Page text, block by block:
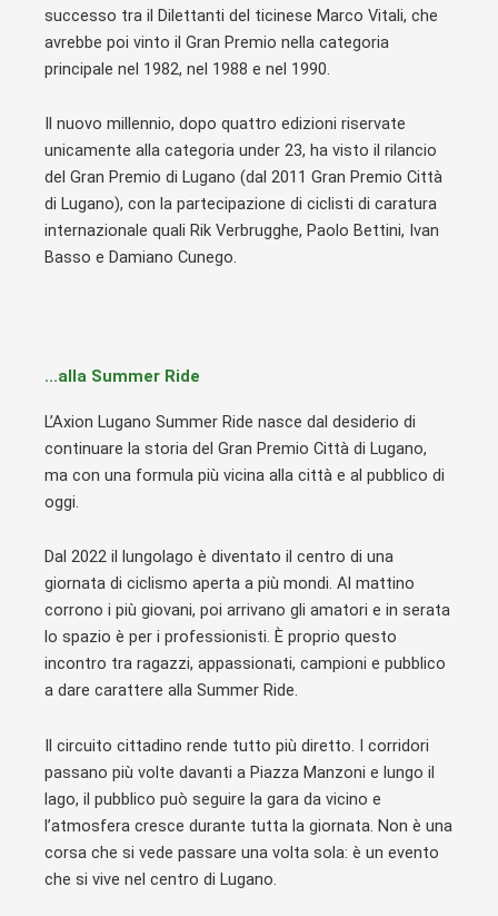
successo tra il Dilettanti del ticinese Marco Vitali, che
avrebbe poi vinto il Gran Premio nella categoria
principale nel 1982, nel 1988 e nel 1990.
Il nuovo millennio, dopo quattro edizioni riservate
unicamente alla categoria under 23, ha visto il rilancio
del Gran Premio di Lugano (dal 2011 Gran Premio Città
di Lugano), con la partecipazione di ciclisti di caratura
internazionale quali Rik Verbrugghe, Paolo Bettini, Ivan
Basso e Damiano Cunego.
...alla Summer Ride
L’Axion Lugano Summer Ride nasce dal desiderio di
continuare la storia del Gran Premio Città di Lugano,
ma con una formula più vicina alla città e al pubblico di
oggi.
Dal 2022 il lungolago è diventato il centro di una
giornata di ciclismo aperta a più mondi. Al mattino
corrono i più giovani, poi arrivano gli amatori e in serata
lo spazio è per i professionisti. È proprio questo
incontro tra ragazzi, appassionati, campioni e pubblico
a dare carattere alla Summer Ride.
Il circuito cittadino rende tutto più diretto. I corridori
passano più volte davanti a Piazza Manzoni e lungo il
lago, il pubblico può seguire la gara da vicino e
l’atmosfera cresce durante tutta la giornata. Non è una
corsa che si vede passare una volta sola: è un evento
che si vive nel centro di Lugano.